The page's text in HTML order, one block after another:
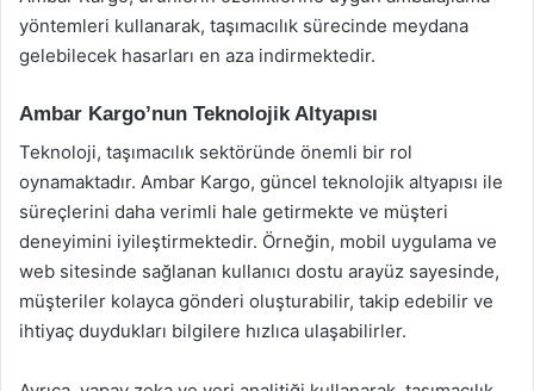
yöntemleri kullanarak, taşımacılık sürecinde meydana
gelebilecek hasarları en aza indirmektedir.
Ambar Kargo’nun Teknolojik Altyapısı
Teknoloji, taşımacılık sektöründe önemli bir rol
oynamaktadır. Ambar Kargo, güncel teknolojik altyapısı ile
süreçlerini daha verimli hale getirmekte ve müşteri
deneyimini iyileştirmektedir. Örneğin, mobil uygulama ve
web sitesinde sağlanan kullanıcı dostu arayüz sayesinde,
müşteriler kolayca gönderi oluşturabilir, takip edebilir ve
ihtiyaç duydukları bilgilere hızlıca ulaşabilirler.